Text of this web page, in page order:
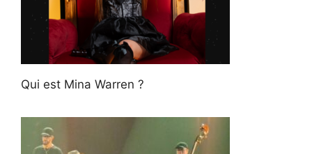
Qui est Mina Warren ?